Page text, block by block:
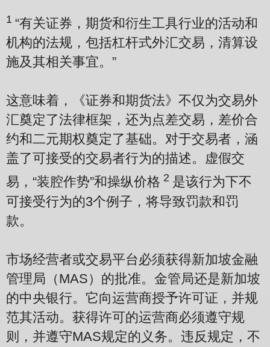
1 “有关证券，期货和衍生工具行业的活动和
机构的法规，包括杠杆式外汇交易，清算设
施及其相关事宜。”
这意味着，《证券和期货法》不仅为交易外
汇奠定了法律框架，还为点差交易，差价合
约和二元期权奠定了基础。对于交易者，涵
盖了可接受的交易者行为的描述。虚假交
易，“装腔作势”和操纵价格 2 是该行为下不
可接受行为的3个例子，将导致罚款和罚
款。
市场经营者或交易平台必须获得新加坡金融
管理局（MAS）的批准。金管局还是新加坡
的中央银行。它向运营商授予许可证，并规
范其活动。获得许可的运营商必须遵守规
则，并遵守MAS规定的义务。违反规定，不